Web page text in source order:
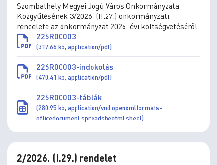
Szombathely Megyei Jogú Város Önkormányzata
Közgyűlésének 3/2026. (II.27.) önkormányzati
rendelete az önkormányzat 2026. évi költségvetéséről
226R00003
(319.66 kb, application/pdf)
226R00003-indokolás
(470.41 kb, application/pdf)
226R00003-táblák
(280.95 kb, application/vnd.openxmlformats-
officedocument.spreadsheetml.sheet)
2/2026. (I.29.) rendelet